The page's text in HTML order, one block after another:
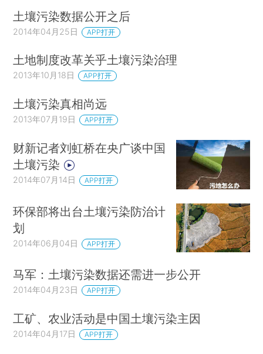
土壤污染数据公开之后
2014年04月25日 APP打开
土地制度改革关乎土壤污染治理
2013年10月18日 APP打开
土壤污染真相尚远
2013年07月19日 APP打开
财新记者刘虹桥在央广谈中国
土壤污染
2014年07月14日 APP打开
环保部将出台土壤污染防治计
划
2014年06月04日 APP打开
马军：土壤污染数据还需进一步公开
2014年04月23日 APP打开
工矿、农业活动是中国土壤污染主因
2014年04月17日 APP打开